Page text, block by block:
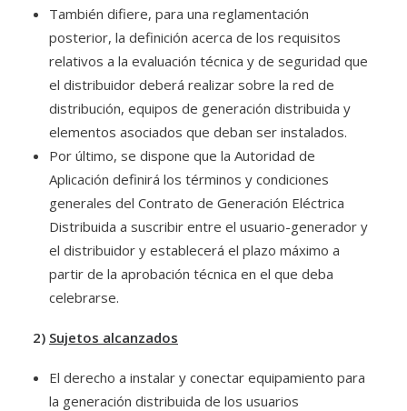
También difiere, para una reglamentación
posterior, la definición acerca de los requisitos
relativos a la evaluación técnica y de seguridad que
el distribuidor deberá realizar sobre la red de
distribución, equipos de generación distribuida y
elementos asociados que deban ser instalados.
Por último, se dispone que la Autoridad de
Aplicación definirá los términos y condiciones
generales del Contrato de Generación Eléctrica
Distribuida a suscribir entre el usuario-generador y
el distribuidor y establecerá el plazo máximo a
partir de la aprobación técnica en el que deba
celebrarse.
2) Sujetos alcanzados
El derecho a instalar y conectar equipamiento para
la generación distribuida de los usuarios